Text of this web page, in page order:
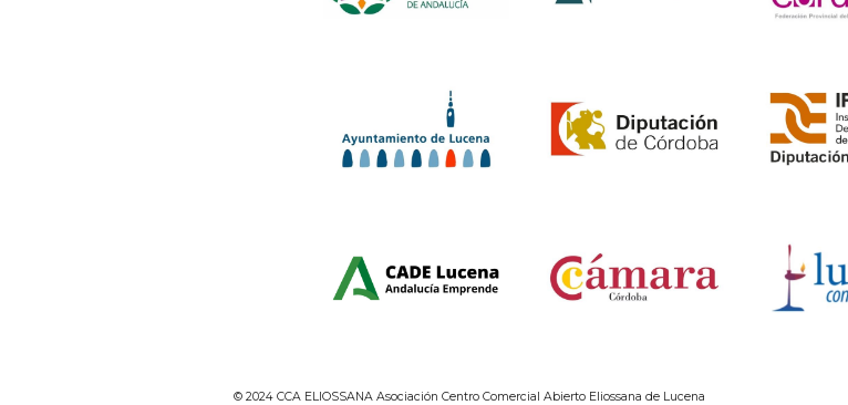
© 2024 CCA ELIOSSANA Asociación Centro Comercial Abierto Eliossana de Lucena